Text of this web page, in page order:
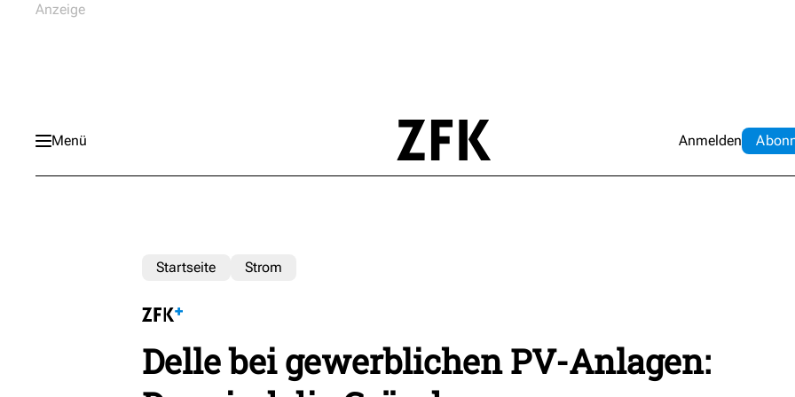
Menü Anmelden Abo
Startseite Strom
Delle bei gewerblichen PV-Anlagen: